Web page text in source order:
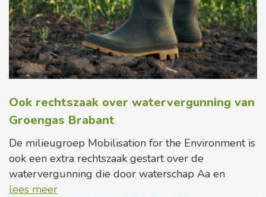
Ook rechtszaak over watervergunning van
Groengas Brabant
De milieugroep Mobilisation for the Environment is
ook een extra rechtszaak gestart over de
watervergunning die door waterschap Aa en
lees meer